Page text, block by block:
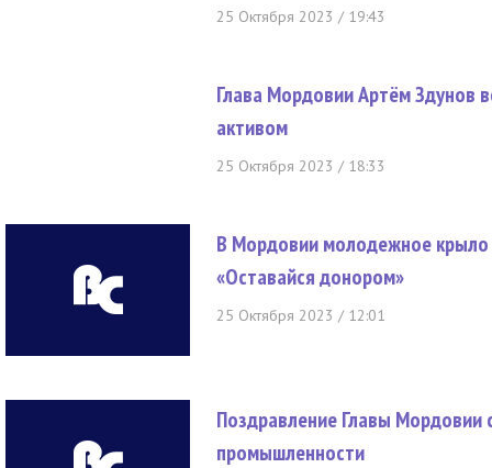
25 Октября 2023 / 19:43
Глава Мордовии Артём Здунов
активом
25 Октября 2023 / 18:33
В Мордовии молодежное
«Оставайся донором»
25 Октября 2023 / 12:01
Поздравление Главы Мордовии
промышленности